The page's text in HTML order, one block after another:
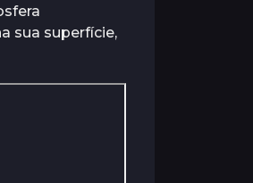
sua superfície,